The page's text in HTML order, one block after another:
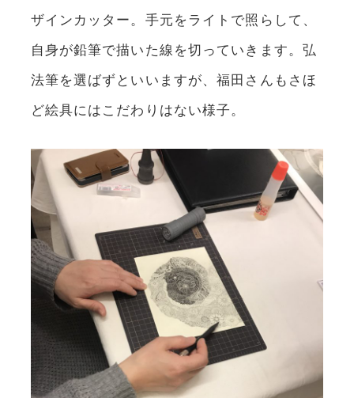
ザインカッター。手元をライトで照らして、
自身が鉛筆で描いた線を切っていきます。弘
法筆を選ばずといいますが、福田さんもさほ
ど絵具にはこだわりはない様子。